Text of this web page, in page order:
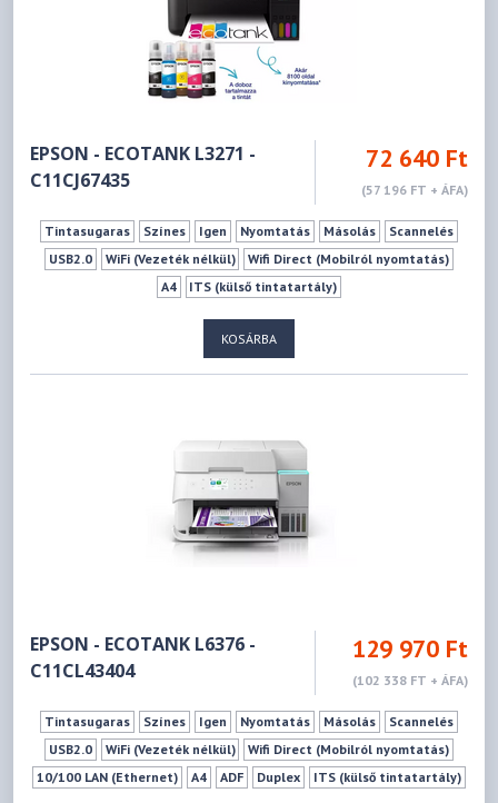
EPSON - ECOTANK L3271 -
C11CJ67435
72 640 Ft
(57 196 FT + ÁFA)
Tintasugaras Színes Igen Nyomtatás Másolás
Scannelés
USB2.0
WiFi (Vezeték nélkül)
Wifi Direct (Mobilról nyomtatás)
A4
ITS (külső tintatartály)
KOSÁRBA
EPSON - ECOTANK L6376 -
C11CL43404
129 970 Ft
(102 338 FT + ÁFA)
Tintasugaras Színes Igen Nyomtatás Másolás
Scannelés
USB2.0
WiFi (Vezeték nélkül)
Wifi Direct (Mobilról nyomtatás)
10/100 LAN (Ethernet)
A4 ADF Duplex
ITS (külső tintatartály)